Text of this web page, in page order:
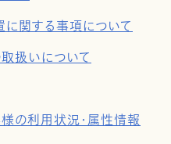
関する事項について
扱いについて
の利用状況・属性情報